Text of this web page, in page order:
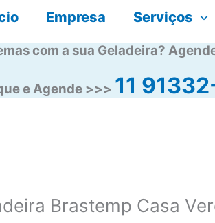
Empresa Serviços
com a sua Geladeira?
e Agende >>> 11
Brastemp Casa